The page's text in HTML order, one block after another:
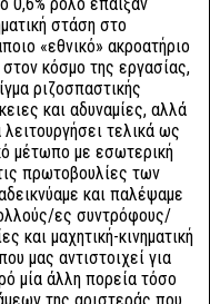
στάση στο
«εθνικό» ακροατήριο
κόσμο της εργασίας,
ριζοσπαστικής
και αδυναμίες, αλλά
λειτουργήσει τελικά ως
μέτωπο με εσωτερική
πρωτοβουλίες των
και παλέψαμε
ες συντρόφους/
και μαχητική-κινηματική
μας αντιστοιχεί για
μία άλλη πορεία τόσο